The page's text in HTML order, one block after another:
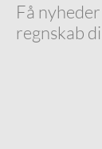
Få
regnskab